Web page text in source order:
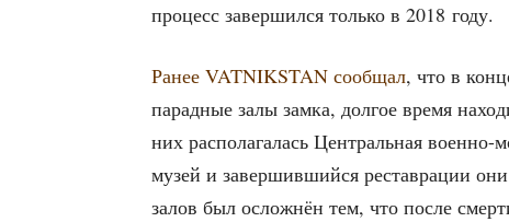
про­цесс завер­шил­ся толь­ко в 2018 году.
Ранее VATNIKSTAN сооб­щал, что в
парад­ные залы зам­ка, дол­гое вре­мя
них рас­по­ла­га­лась Цен­траль­ная воен­но-
музей и завер­шив­ший­ся рестав­ра­ции
залов был ослож­нён тем, что после